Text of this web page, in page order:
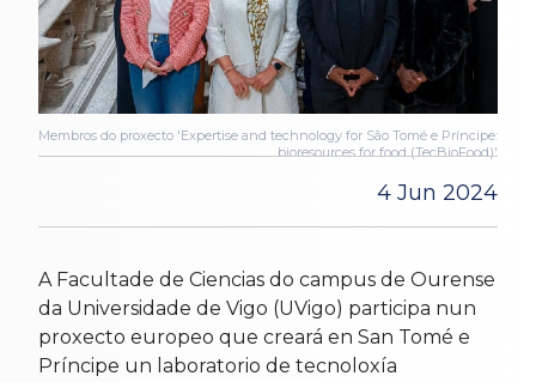
Membros do proxecto 'Expertise and technology for São Tomé e Príncipe:
bioresources for food (TecBioFood)'
4 Jun 2024
A Facultade de Ciencias do campus de Ourense
da Universidade de Vigo (UVigo) participa nun
proxecto europeo que creará en San Tomé e
Príncipe un laboratorio de tecnoloxía